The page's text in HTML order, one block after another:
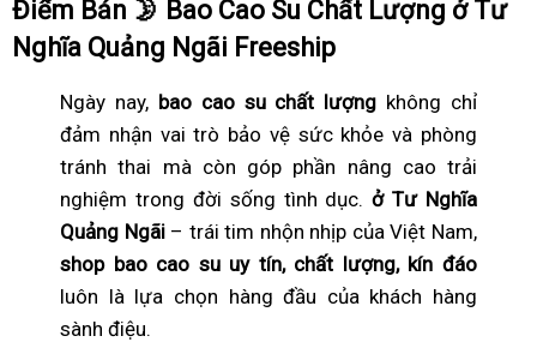
Điểm Bán 🌛 Bao Cao Su Chất Lượng ở Tư
Nghĩa Quảng Ngãi Freeship
Ngày nay, bao cao su chất lượng không chỉ
đảm nhận vai trò bảo vệ sức khỏe và phòng
tránh thai mà còn góp phần nâng cao trải
nghiệm trong đời sống tình dục. ở Tư Nghĩa
Quảng Ngãi– trái tim nhộn nhịp của Việt Nam,
shop bao cao su uy tín, chất lượng, kín đáo
luôn là lựa chọn hàng đầu của khách hàng
sành điệu.